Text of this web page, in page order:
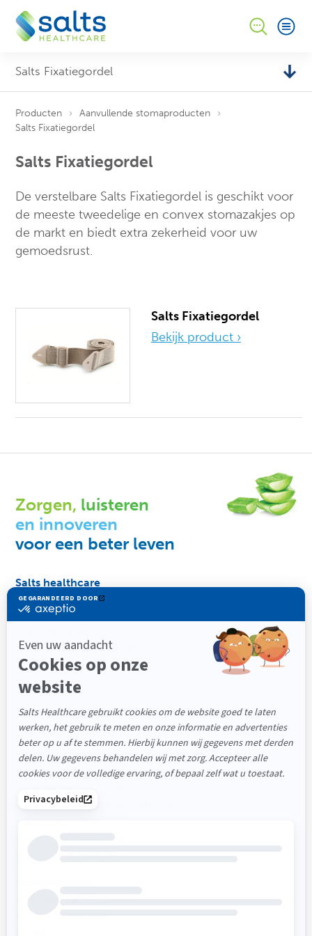
Salts Fixatiegordel
Producten
Aanvullende stomaproducten
Salts Fixatiegordel
Salts Fixatiegordel
De verstelbare Salts Fixatiegordel is geschikt voor
de meeste tweedelige en convex stomazakjes op
de markt en biedt extra zekerheid voor uw
gemoedsrust.
Salts Fixatiegordel
Bekijk product ›
Zorgen, luisteren
en innoveren
voor een beter leven
Salts healthcare
Vacatures
Compliance
Partners & Erkenningen
Voorwaarden
Prijslijst
Privacyverklaring
Beleidsverklaring
Duurzaamheid
Producten
Confidence (1-delig)
Aanvullende stomaproducten